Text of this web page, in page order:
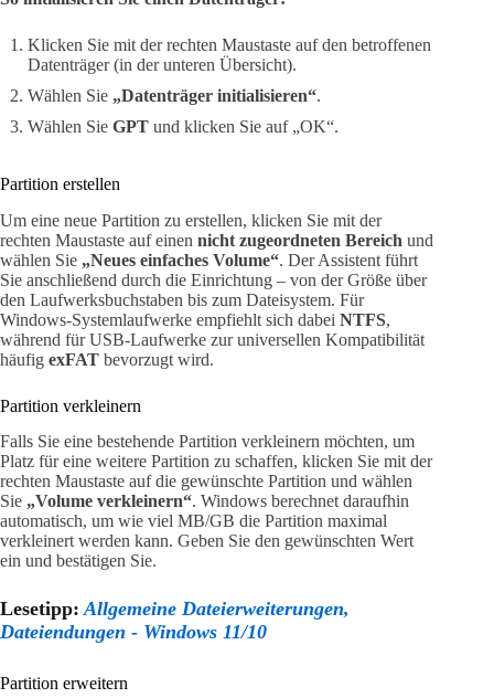
Klicken Sie mit der rechten Maustaste auf den betroffenen
Datenträger (in der unteren Übersicht).
Wählen Sie „Datenträger initialisieren“.
Wählen Sie GPT und klicken Sie auf „OK“.
Partition erstellen
Um eine neue Partition zu erstellen, klicken Sie mit der
rechten Maustaste auf einen nicht zugeordneten Bereich und
wählen Sie „Neues einfaches Volume“. Der Assistent führt
Sie anschließend durch die Einrichtung – von der Größe über
den Laufwerksbuchstaben bis zum Dateisystem. Für
Windows-Systemlaufwerke empfiehlt sich dabei NTFS,
während für USB-Laufwerke zur universellen Kompatibilität
häufig exFAT bevorzugt wird.
Partition verkleinern
Falls Sie eine bestehende Partition verkleinern möchten, um
Platz für eine weitere Partition zu schaffen, klicken Sie mit der
rechten Maustaste auf die gewünschte Partition und wählen
Sie „Volume verkleinern“. Windows berechnet daraufhin
automatisch, um wie viel MB/GB die Partition maximal
verkleinert werden kann. Geben Sie den gewünschten Wert
ein und bestätigen Sie.
Lesetipp: Allgemeine Dateierweiterungen,
Dateiendungen - Windows 11/10
Partition erweitern